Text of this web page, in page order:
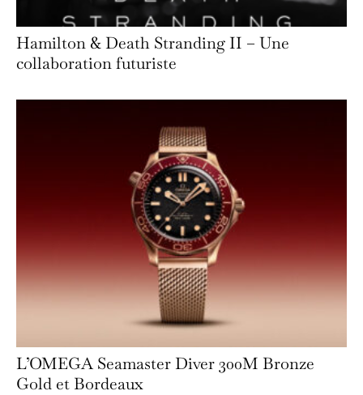
Hamilton & Death Stranding II – Une
collaboration futuriste
L’OMEGA Seamaster Diver 300M Bronze
Gold et Bordeaux